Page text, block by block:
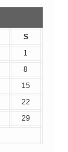
S
1
8
15
22
29